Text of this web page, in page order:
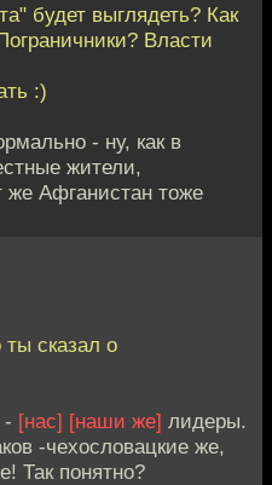
будет выглядеть? Как
Власти
:)
- ну, как в
жители,
же Афганистан тоже
ты сказал о
- [нас] [наши же] лидеры.
-чехословацкие же,
Так понятно?